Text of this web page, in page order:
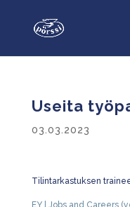
Useita
03.03.2023
Tilintarkastuksen
EY | Jobs and Careers